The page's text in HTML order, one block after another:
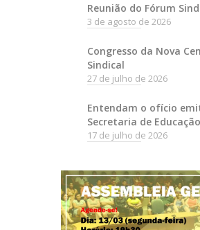
Reunião do Fórum
3 de agosto de 2026
Congresso da Nova
Sindical
27 de julho de 2026
Entendam o ofício
Secretaria de Educação
17 de julho de 2026